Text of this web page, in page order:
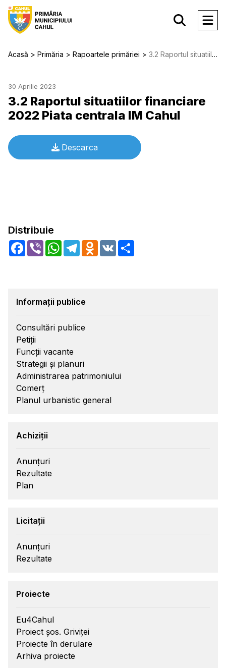
Acasă Primăria Rapoartele primăriei 3.2 Raportul situatiilor financiare 2022 Piata centrala IM Cahul
30 Aprilie 2023
3.2 Raportul situatiilor financiare
2022 Piata centrala IM Cahul
Descarca
Distribuie
Facebook
Viber WhatsApp
TelegramOdnoklassniki
VK
Informații publice
Consultări publice
Petiții
Funcții vacante
Strategii și planuri
Administrarea patrimoniului
Comerț
Planul urbanistic general
Achiziții
Anunțuri
Rezultate
Plan
Licitații
Anunțuri
Rezultate
Proiecte
Eu4Cahul
Proiect șos. Griviței
Proiecte în derulare
Arhiva proiecte